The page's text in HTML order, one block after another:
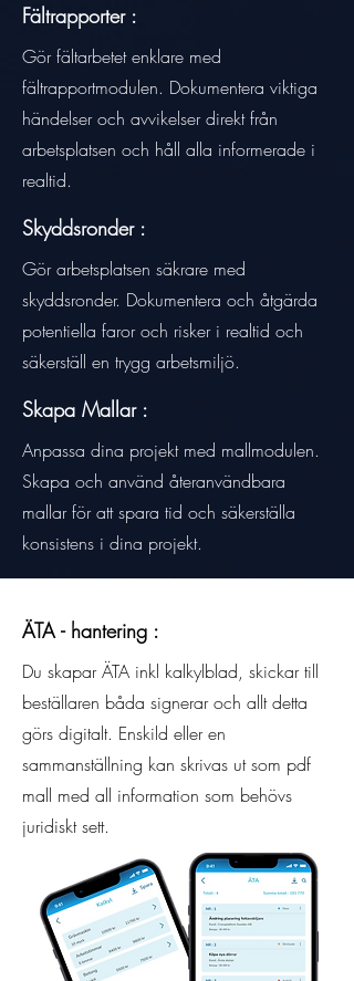
Fältrapporter :
Gör fältarbetet enklare med
fältrapportmodulen. Dokumentera viktiga
händelser och avvikelser direkt från
arbetsplatsen och håll alla informerade i
realtid.
Skyddsronder :
Gör arbetsplatsen säkrare med
skyddsronder. Dokumentera och åtgärda
potentiella faror och risker i realtid och
säkerställ en trygg arbetsmiljö.
Skapa Mallar :
Anpassa dina projekt med mallmodulen.
Skapa och använd återanvändbara
mallar för att spara tid och säkerställa
konsistens i dina projekt.
ÄTA - hantering :
Du skapar ÄTA inkl kalkylblad, skickar till
beställaren båda signerar och allt detta
görs digitalt. Enskild eller en
sammanställning kan skrivas ut som pdf
mall med all information som behövs
juridiskt sett.